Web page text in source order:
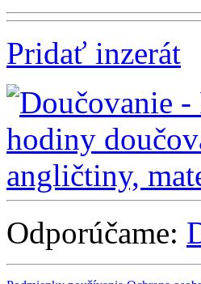
Pridať inzerát
Odporúčame: